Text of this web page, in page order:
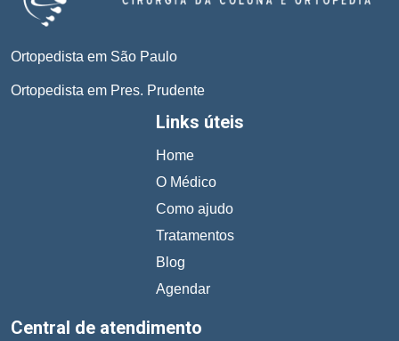
Ortopedista em São Paulo
Ortopedista em Pres. Prudente
Links úteis
Home
O Médico
Como ajudo
Tratamentos
Blog
Agendar
Central de atendimento